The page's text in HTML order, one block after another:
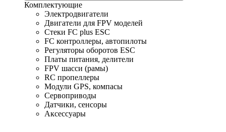
Комплектующие
Электродвигатели
Двигатели для FPV моделей
Стеки FC plus ESC
FC контроллеры, автопилоты
Регуляторы оборотов ESC
Платы питания, делители
FPV шасси (рамы)
RC пропеллеры
Модули GPS, компасы
Сервоприводы
Датчики, сенсоры
Аксессуары